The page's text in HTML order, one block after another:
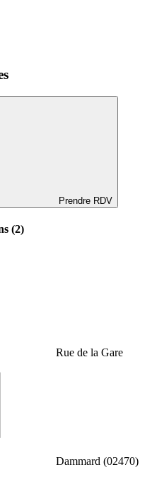
Prendre RDV
(2)
Rue de la Gare
Dammard (02470)